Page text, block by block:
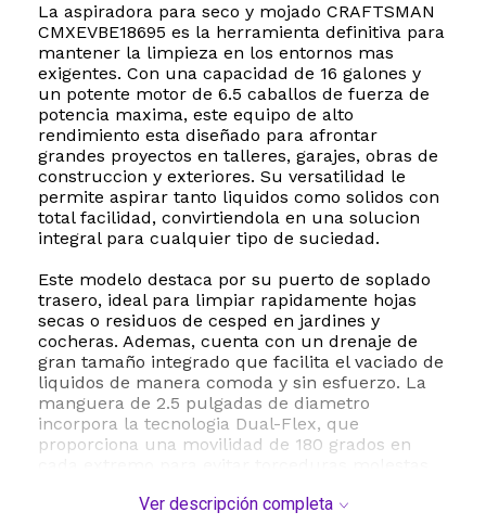
La aspiradora para seco y mojado CRAFTSMAN
CMXEVBE18695 es la herramienta definitiva para
mantener la limpieza en los entornos mas
exigentes. Con una capacidad de 16 galones y
un potente motor de 6.5 caballos de fuerza de
potencia maxima, este equipo de alto
rendimiento esta diseñado para afrontar
grandes proyectos en talleres, garajes, obras de
construccion y exteriores. Su versatilidad le
permite aspirar tanto liquidos como solidos con
total facilidad, convirtiendola en una solucion
integral para cualquier tipo de suciedad.
Este modelo destaca por su puerto de soplado
trasero, ideal para limpiar rapidamente hojas
secas o residuos de cesped en jardines y
cocheras. Ademas, cuenta con un drenaje de
gran tamaño integrado que facilita el vaciado de
liquidos de manera comoda y sin esfuerzo. La
manguera de 2.5 pulgadas de diametro
incorpora la tecnologia Dual-Flex, que
proporciona una movilidad de 180 grados en
continuo y eficiente.Ver descripción completa